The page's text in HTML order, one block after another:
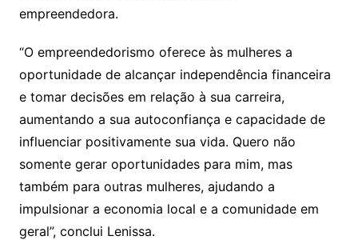
empreendedora.
“O empreendedorismo oferece às mulheres a
oportunidade de alcançar independência financeira
e tomar decisões em relação à sua carreira,
aumentando a sua autoconfiança e capacidade de
influenciar positivamente sua vida. Quero não
somente gerar oportunidades para mim, mas
também para outras mulheres, ajudando a
impulsionar a economia local e a comunidade em
geral”, conclui Lenissa.